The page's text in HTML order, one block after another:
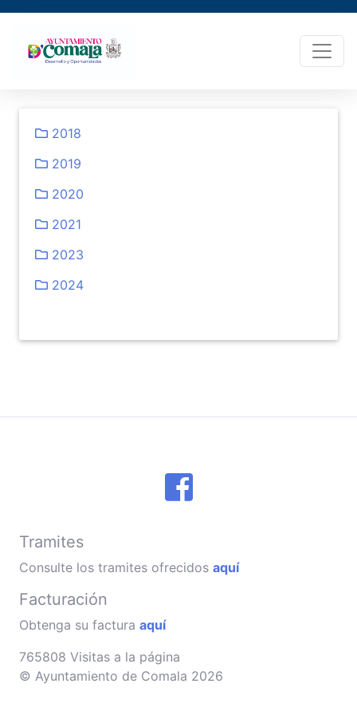
2018
2019
2020
2021
2023
2024
Tramites
Consulte los tramites ofrecidos aquí
Facturación
Obtenga su factura aquí
765808 Visitas a la página
© Ayuntamiento de Comala 2026